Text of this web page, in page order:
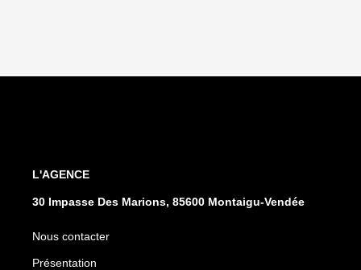
L'AGENCE
30 Impasse Des Marions, 85600 Montaigu-Vendée
Nous contacter
Présentation